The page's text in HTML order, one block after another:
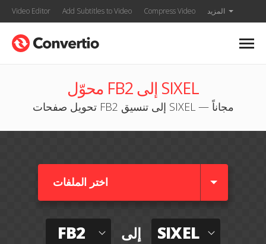
Video Editor Add Subtitles to Video Compress Video المزيد
محوّل FB2 إلى SIXEL
تحويل صفحات FB2 إلى تنسيق SIXEL — مجاناً
اختر الملفات
FB2 إلى SIXEL